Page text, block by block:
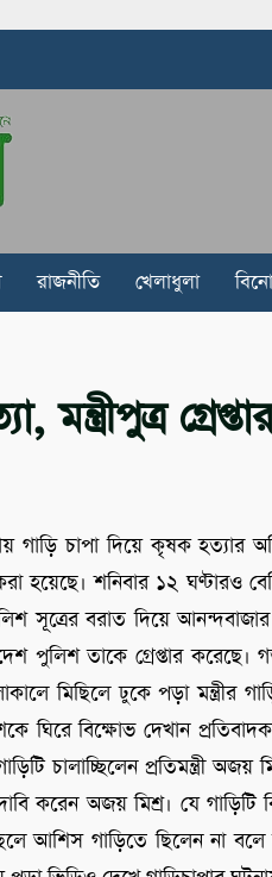
রাজনীতি খেলাধুলা
চাপা দিয়ে কৃষক হত্যার
করা হয়েছে। শনিবার ১২
সূত্রের বরাত দিয়ে
পুলিশ তাকে গ্রেপ্তার করেছে।
মিছিলে ঢুকে পড়া মন্ত্রীর
ঘিরে বিক্ষোভ দেখান
চালাচ্ছিলেন প্রতিমন্ত্রী অজয়
করেন অজয় মিশ্র। যে গাড়িটি
আশিস গাড়িতে ছিলেন না